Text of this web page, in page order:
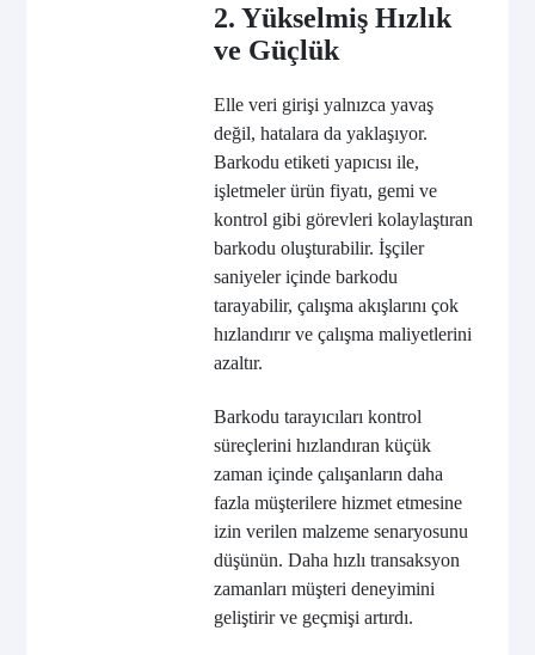
2. Yükselmiş Hızlık
ve Güçlük
Elle veri girişi yalnızca yavaş
değil, hatalara da yaklaşıyor.
Barkodu etiketi yapıcısı ile,
işletmeler ürün fiyatı, gemi ve
kontrol gibi görevleri kolaylaştıran
barkodu oluşturabilir. İşçiler
saniyeler içinde barkodu
tarayabilir, çalışma akışlarını çok
hızlandırır ve çalışma maliyetlerini
azaltır.
Barkodu tarayıcıları kontrol
süreçlerini hızlandıran küçük
zaman içinde çalışanların daha
fazla müşterilere hizmet etmesine
izin verilen malzeme senaryosunu
düşünün. Daha hızlı transaksyon
zamanları müşteri deneyimini
geliştirir ve geçmişi artırdı.